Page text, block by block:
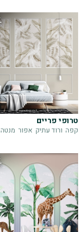
טרופי פריים
קפה ורוד עתיק אפור מנטה